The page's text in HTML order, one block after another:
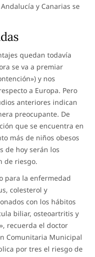
y Canarias se
quedan todavía
se va a premiar
y nos
a Europa. Pero
anteriores indican
preocupante. De
que se encuentra en
más de niños obesos
de hoy serán los
de riesgo.
para la enfermedad
colesterol y
con los hábitos
biliar, osteoartritis y
recuerda el doctor
Comunitaria Municipal
por tres el riesgo de